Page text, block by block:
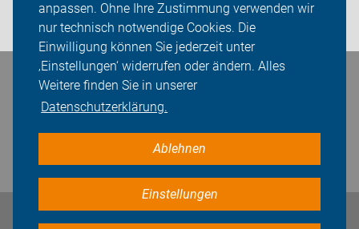
anpassen. Ohne Ihre Zustimmung verwenden wir
nur technisch notwendige Cookies. Die
Einwilligung können Sie jederzeit unter
‚Einstellungen‘ widerrufen oder ändern. Alles
Weitere finden Sie in unserer
Datenschutzerklärung.
Ablehnen
Einstellungen
Login
Bleiben Sie in Kontakt